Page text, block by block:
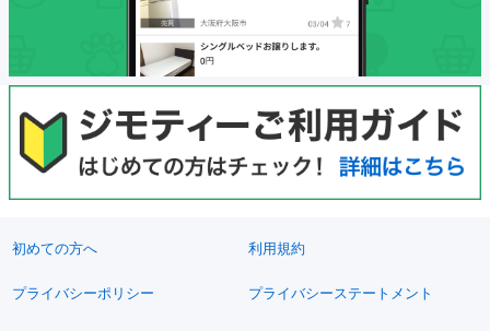
初めての方へ 利用規約
プライバシーポリシー プライバシーステートメント